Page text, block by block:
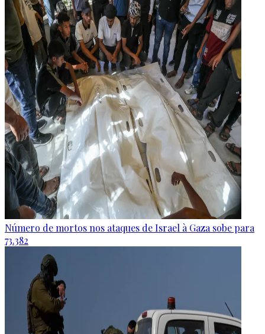
Número de mortos nos ataques de Israel à Gaza sobe para
73.382